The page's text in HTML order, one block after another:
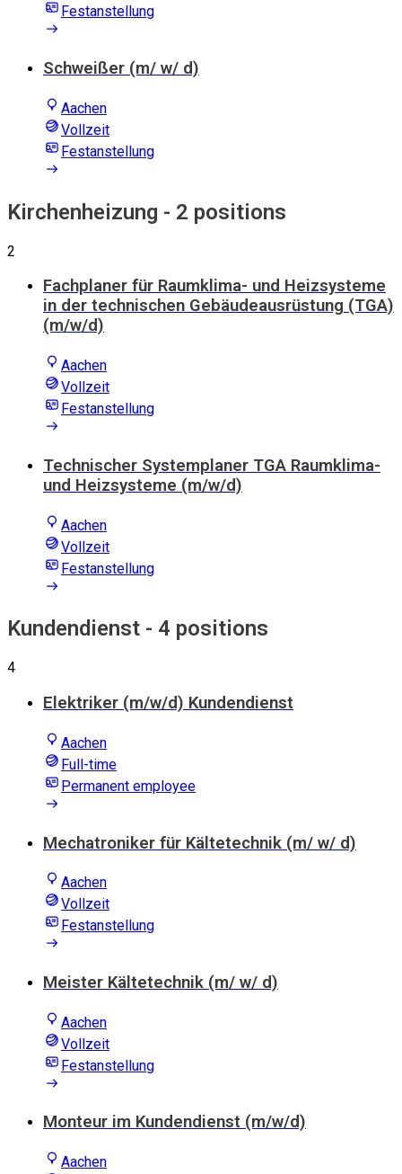
Festanstellung
Schweißer (m/ w/ d)
Aachen
Vollzeit
Festanstellung
Kirchenheizung - 2 positions
2
Fachplaner für Raumklima- und Heizsysteme
in der technischen Gebäudeausrüstung (TGA)
(m/w/d)
Aachen
Vollzeit
Festanstellung
Technischer Systemplaner TGA Raumklima-
und Heizsysteme (m/w/d)
Aachen
Vollzeit
Festanstellung
Kundendienst - 4 positions
4
Elektriker (m/w/d) Kundendienst
Aachen
Full-time
Permanent employee
Mechatroniker für Kältetechnik (m/ w/ d)
Aachen
Vollzeit
Festanstellung
Meister Kältetechnik (m/ w/ d)
Aachen
Vollzeit
Festanstellung
Monteur im Kundendienst (m/w/d)
Aachen